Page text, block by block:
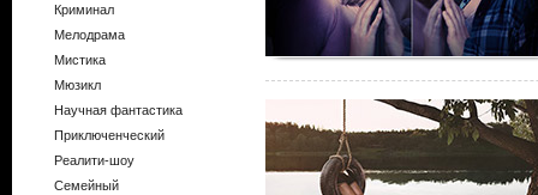
Криминал
Мелодрама
Мистика
Мюзикл
Научная фантастика
Приключенческий
Реалити-шоу
Семейный